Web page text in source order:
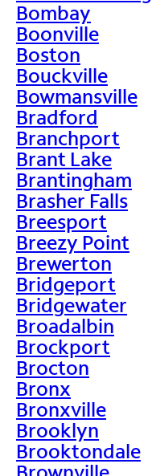
Bombay
Boonville
Boston
Bouckville
Bowmansville
Bradford
Branchport
Brant Lake
Brantingham
Brasher Falls
Breesport
Breezy Point
Brewerton
Bridgeport
Bridgewater
Broadalbin
Brockport
Brocton
Bronx
Bronxville
Brooklyn
Brooktondale